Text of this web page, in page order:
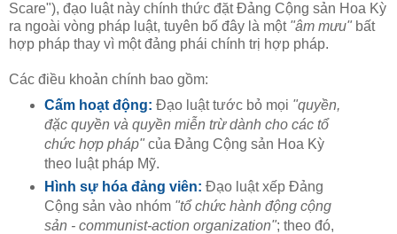
Scare"), đạo luật này chính thức đặt Đảng Cộng sản Hoa Kỳ
ra ngoài vòng pháp luật, tuyên bố đây là một "âm mưu" bất
hợp pháp thay vì một đảng phái chính trị hợp pháp.
Các điều khoản chính bao gồm:
Cấm hoạt động: Đạo luật tước bỏ mọi "quyền,
đặc quyền và quyền miễn trừ dành cho các tổ
chức hợp pháp"của Đảng Cộng sản Hoa Kỳ
theo luật pháp Mỹ.
Hình sự hóa đảng viên: Đạo luật xếp Đảng
Cộng sản vào nhóm "tổ chức hành động cộng
sản - communist-action organization"; theo đó,